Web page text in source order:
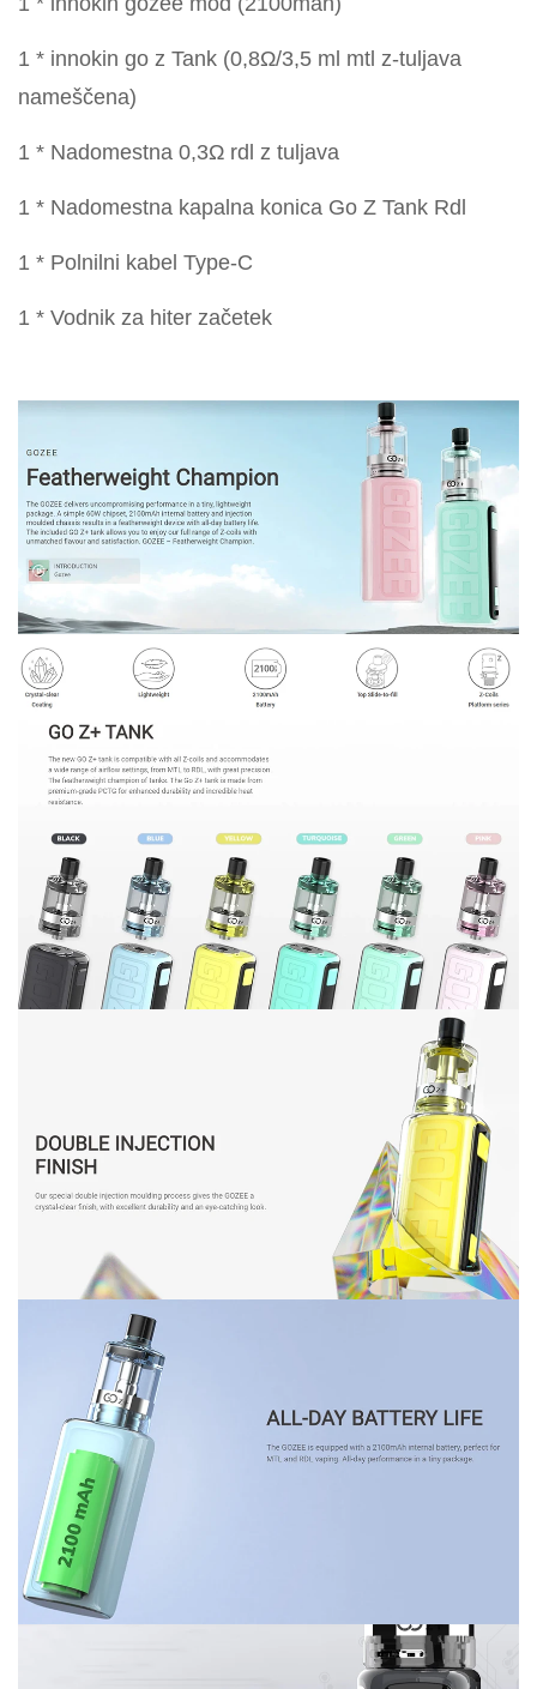
1 * innokin go z Tank (0,8Ω/3,5 ml mtl z-tuljava
nameščena)
1 * Nadomestna 0,3Ω rdl z tuljava
1 * Nadomestna kapalna konica Go Z Tank Rdl
1 * Polnilni kabel Type-C
1 * Vodnik za hiter začetek